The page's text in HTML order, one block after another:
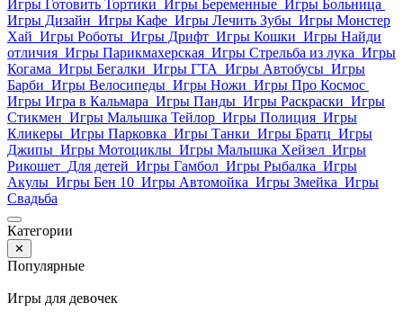
Игры Готовить Тортики Игры Беременные Игры Больница
Игры Дизайн Игры Кафе Игры Лечить Зубы Игры Монстер
Хай Игры Роботы Игры Дрифт Игры Кошки Игры Найди
отличия Игры Парикмахерская Игры Стрельба из лука Игры
Когама Игры Бегалки Игры ГТА Игры Автобусы Игры
Барби Игры Велосипеды Игры Ножи Игры Про Космос
Игры Игра в Кальмара Игры Панды Игры Раскраски Игры
Стикмен Игры Малышка Тейлор Игры Полиция Игры
Кликеры Игры Парковка Игры Танки Игры Братц Игры
Джипы Игры Мотоциклы Игры Малышка Хейзел Игры
Рикошет Для детей Игры Гамбол Игры Рыбалка Игры
Акулы Игры Бен 10 Игры Автомойка Игры Змейка Игры
Свадьба
Категории
✕
Популярные
Игры для девочек